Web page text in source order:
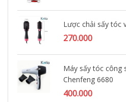
Lược chải sấy tóc
270.000
Máy sấy tóc công
Chenfeng 6680
400.000